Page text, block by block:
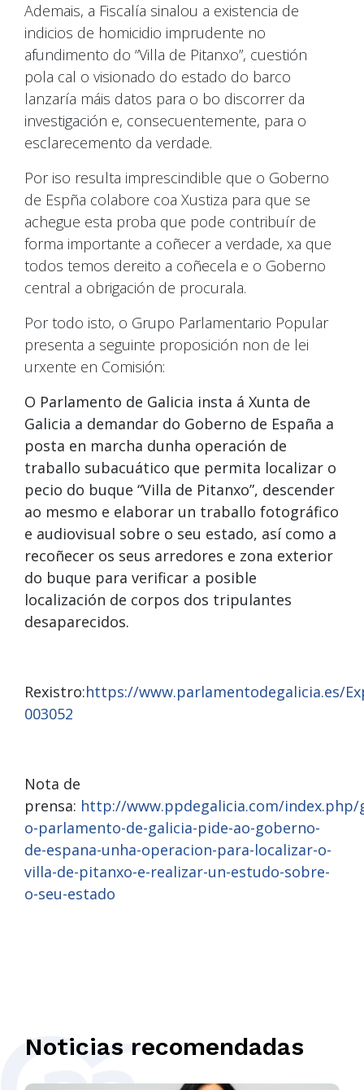
Ademais, a Fiscalía sinalou a existencia de
indicios de homicidio imprudente no
afundimento do “Villa de Pitanxo”, cuestión
pola cal o visionado do estado do barco
lanzaría máis datos para o bo discorrer da
investigación e, consecuentemente, para o
esclarecemento da verdade.
Por iso resulta imprescindible que o Goberno
de Espña colabore coa Xustiza para que se
achegue esta proba que pode contribuír de
forma importante a coñecer a verdade, xa que
todos temos dereito a coñecela e o Goberno
central a obrigación de procurala.
Por todo isto, o Grupo Parlamentario Popular
presenta a seguinte proposición non de lei
urxente en Comisión:
O Parlamento de Galicia insta á Xunta de
Galicia a demandar do Goberno de España a
posta en marcha dunha operación de
traballo subacuático que permita localizar o
pecio do buque “Villa de Pitanxo”, descender
ao mesmo e elaborar un traballo fotográfico
e audiovisual sobre o seu estado, así como a
recoñecer os seus arredores e zona exterior
do buque para verificar a posible
localización de corpos dos tripulantes
desaparecidos.
Rexistro:https://www.parlamentodegalicia.es/
003052
Nota de
prensa: http://www.ppdegalicia.com/
o-parlamento-de-galicia-pide-ao-goberno-
de-espana-unha-operacion-para-localizar-o-
villa-de-pitanxo-e-realizar-un-estudo-sobre-
o-seu-estado
Noticias recomendadas